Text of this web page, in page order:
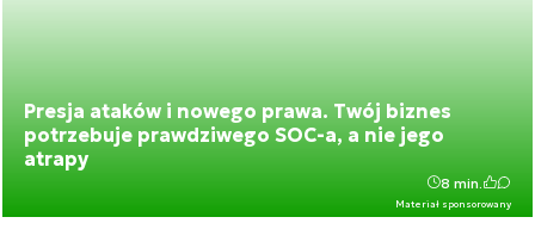
Presja ataków i nowego prawa. Twój biznes
potrzebuje prawdziwego SOC-a, a nie jego
atrapy
Materiał sponsorowany
8 min.